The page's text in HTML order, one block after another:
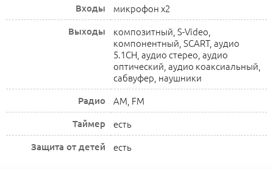
Входы микрофон x2
Выходы
композитный, S-Video,
компонентный, SCART, аудио
5.1CH, аудио стерео, аудио
оптический, аудио коаксиальный,
сабвуфер, наушники
Радио AM, FM
Таймер есть
Защита от детей есть